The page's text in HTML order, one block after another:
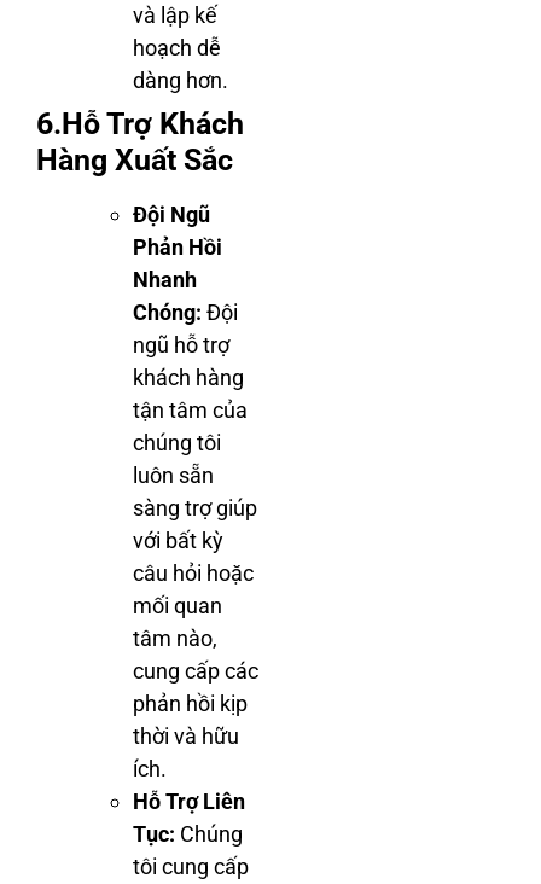
và lập kế
hoạch dễ
dàng hơn.
6.Hỗ Trợ Khách
Hàng Xuất Sắc
Đội Ngũ
Phản Hồi
Nhanh
Chóng: Đội
ngũ hỗ trợ
khách hàng
tận tâm của
chúng tôi
luôn sẵn
sàng trợ giúp
với bất kỳ
câu hỏi hoặc
mối quan
tâm nào,
cung cấp các
phản hồi kịp
thời và hữu
ích.
Hỗ Trợ Liên
Tục: Chúng
tôi cung cấp